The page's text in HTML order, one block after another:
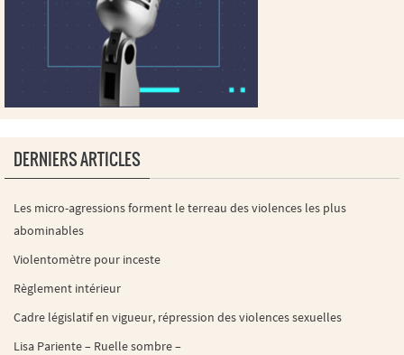
DERNIERS ARTICLES
Les micro-agressions forment le terreau des violences les plus
abominables
Violentomètre pour inceste
Règlement intérieur
Cadre législatif en vigueur, répression des violences sexuelles
Lisa Pariente – Ruelle sombre –